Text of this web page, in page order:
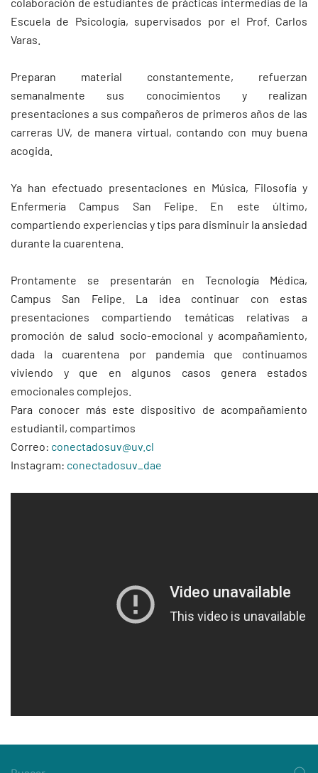
Escuela de Psicología, supervisados por el Prof. Carlos
Varas.
Preparan material constantemente, refuerzan
semanalmente sus conocimientos y realizan
presentaciones a sus compañeros de primeros años de las
carreras UV, de manera virtual, contando con muy buena
acogida.
Ya han efectuado presentaciones en Música, Filosofía y
Enfermería Campus San Felipe. En este último,
compartiendo experiencias y tips para disminuir la ansiedad
durante la cuarentena.
Prontamente se presentarán en Tecnología Médica,
Campus San Felipe. La idea continuar con estas
presentaciones compartiendo temáticas relativas a
promoción de salud socio-emocional y acompañamiento,
dada la cuarentena por pandemia que continuamos
viviendo y que en algunos casos genera estados
emocionales complejos.
Para conocer más este dispositivo de acompañamiento
estudiantil, compartimos
Correo: conectadosuv@uv.cl
Instagram: conectadosuv_dae